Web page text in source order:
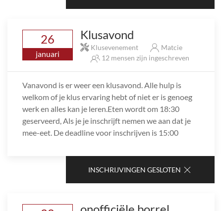
26
januari
Klusavond
Klusevenement
Matcie
12 mensen zijn ingeschreven
Vanavond is er weer een klusavond. Alle hulp is
welkom of je klus ervaring hebt of niet er is genoeg
werk en alles kan je leren.Eten wordt om 18:30
geserveerd, Als je je inschrijft nemen we aan dat je
mee-eet. De deadline voor inschrijven is 15:00
INSCHRIJVINGEN GESLOTEN